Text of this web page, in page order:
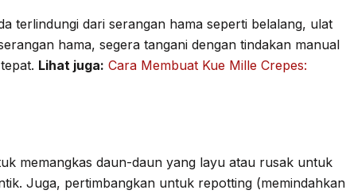
terlindungi dari serangan hama seperti belalang, ulat
hama, segera tangani dengan tindakan manual
Lihat juga: Cara Membuat Kue Mille Crepes:
memangkas daun-daun yang layu atau rusak untuk
Juga, pertimbangkan untuk repotting (memindahkan